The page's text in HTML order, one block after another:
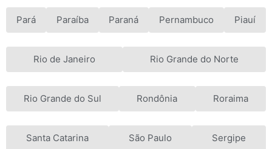
Pará Paraíba Paraná Pernambuco Piauí
Rio de Janeiro Rio Grande do Norte
Rio Grande do Sul Rondônia Roraima
Santa Catarina São Paulo Sergipe